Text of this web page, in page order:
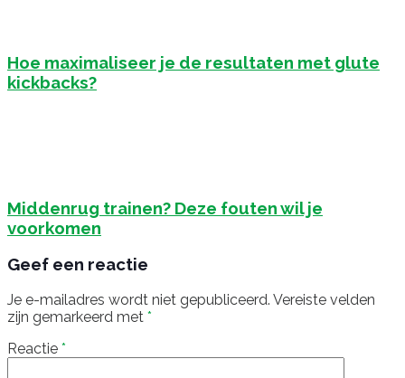
Hoe maximaliseer je de resultaten met glute
kickbacks?
Middenrug trainen? Deze fouten wil je
voorkomen
Geef een reactie
Je e-mailadres wordt niet gepubliceerd. Vereiste velden
zijn gemarkeerd met *
Reactie *